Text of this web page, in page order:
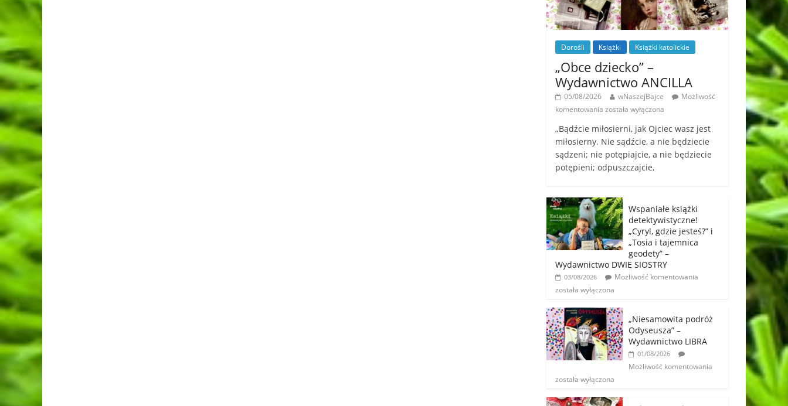
Dorośli Książki Książki katolickie
„Obce dziecko” –
Wydawnictwo ANCILLA
05/08/2026 wNaszejBajce
Możliwość
komentowania została wyłączona
„Bądźcie miłosierni, jak Ojciec wasz jest
miłosierny. Nie sądźcie, a nie będziecie
sądzeni; nie potępiajcie, a nie będziecie
potępieni; odpuszczajcie,
Wspaniałe książki
detektywistyczne!
„Cyryl, gdzie jesteś?” i
„Tosia i tajemnica
geodety” –
Wydawnictwo DWIE SIOSTRY
03/08/2026
Możliwość komentowania
została wyłączona
„Niesamowita podróż
Odyseusza” –
Wydawnictwo LIBRA
01/08/2026
Możliwość komentowania
została wyłączona